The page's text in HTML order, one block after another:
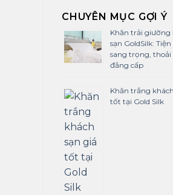
CHUYÊN MỤC GỢI Ý
Khăn trải giường
sạn GoldSilk:
sang trọng, thoải
đẳng cấp
Khăn trắng
tốt tại Gold Silk